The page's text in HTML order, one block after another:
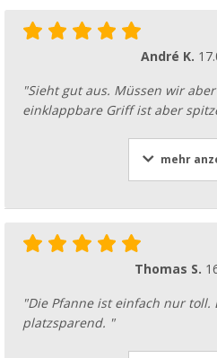
André K.
"Sieht gut aus. Müssen wir
einklappbare Griff ist aber
mehr
Thomas S.
"Die Pfanne ist einfach nur
platzsparend. "